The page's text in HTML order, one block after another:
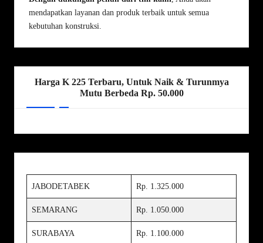
mendapatkan layanan dan produk terbaik untuk semua
kebutuhan konstruksi.
Harga K 225 Terbaru, Untuk Naik & Turunmya
Mutu Berbeda Rp. 50.000
JABODETABEK Rp. 1.325.000
SEMARANG Rp. 1.050.000
SURABAYA Rp. 1.100.000